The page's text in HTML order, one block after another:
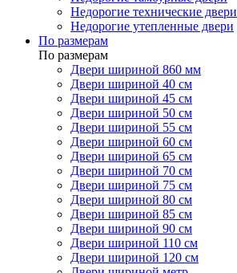
Недорогие технические двери
Недорогие утепленные двери
По размерам
По размерам
Двери шириной 860 мм
Двери шириной 40 см
Двери шириной 45 см
Двери шириной 50 см
Двери шириной 55 см
Двери шириной 60 см
Двери шириной 65 см
Двери шириной 70 см
Двери шириной 75 см
Двери шириной 80 см
Двери шириной 85 см
Двери шириной 90 см
Двери шириной 110 см
Двери шириной 120 см